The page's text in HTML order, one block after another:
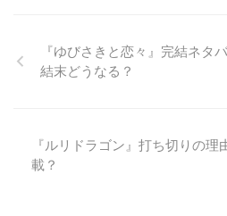
『ゆびさきと恋々』完結ネタ
結末どうなる？
『ルリドラゴン』打ち切りの理
載？